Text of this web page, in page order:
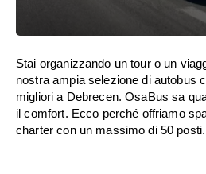
Stai organizzando un tour o un
nostra ampia selezione di autobus
migliori a Debrecen. OsaBus sa
il comfort. Ecco perché offriamo
charter con un massimo di 50 posti.